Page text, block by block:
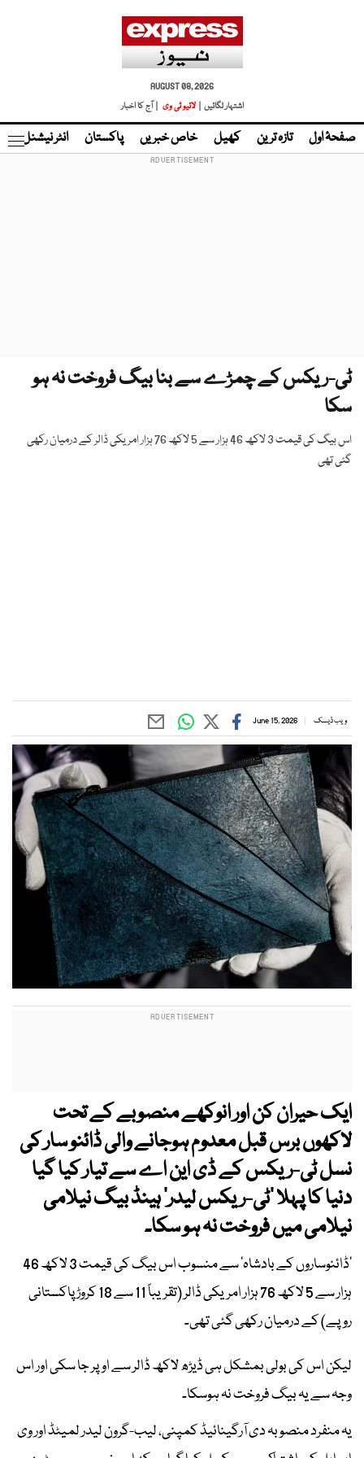
AUGUST 08, 2026
اشتہار لگائیں |
لائیو ٹی وی | آج کا اخبار
صفحۂ اول تازہ ترین کھیل خاص خبریں پاکستان انٹر نیشنل
ٹی-ریکس کے چمڑے سے بنا بیگ فروخت نہ ہو
سکا
اس بیگ کی قیمت 3 لاکھ 46 ہزار سے 5 لاکھ 76 ہزار امریکی ڈالر کے درمیان رکھی
گئی تھی
ویب ڈیسک June 15, 2026
ایک حیران کن اور انوکھے منصوبے کے تحت
لاکھوں برس قبل معدوم ہوجانے والی ڈائنو سار کی
نسل ٹی-ریکسکے ڈی این اے سے تیار کیا گیا
دنیا کا پہلا ’ٹی-ریکس لیدر‘ ہینڈ بیگ نیلامی
نیلامی میں فروخت نہ ہو سکا۔
’ڈائنوساروں کے بادشاہ‘ سے منسوب اس بیگ کی قیمت 3 لاکھ 46
ہزار سے 5 لاکھ 76 ہزار امریکی ڈالر (تقریباً 11 سے 18 کروڑ پاکستانی
روپے) کے درمیان رکھی گئی تھی۔
لیکن اس کی بولی بمشکل ہی ڈیڑھ لاکھ ڈالر سے اوپر جا سکی اور اس
وجہ سے یہ بیگ فروخت نہ ہوسکا۔
یہ منفرد منصوبہ دی آرگینائیڈ کمپنی، لیب-گرون لیدر لمیٹڈ اور وی